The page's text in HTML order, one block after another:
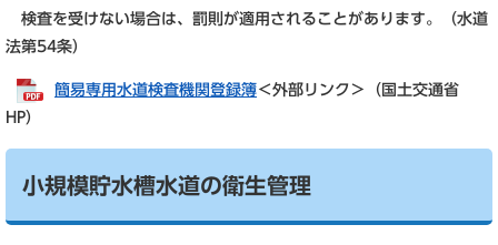
検査を受けない場合は、罰則が適用されることがあります。（水道
法第54条）
簡易専用水道検査機関登録簿＜外部リンク＞
（国土交通省
HP）
小規模貯水槽水道の衛生管理